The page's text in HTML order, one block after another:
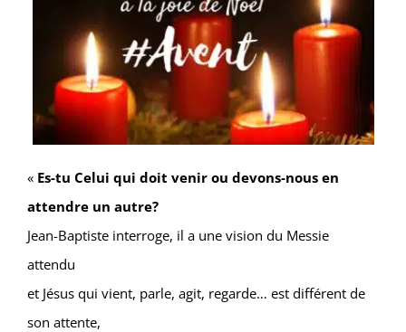
« Es-tu Celui qui doit venir ou devons-nous en
attendre un autre?
Jean-Baptiste interroge, il a une vision du Messie
attendu
et Jésus qui vient, parle, agit, regarde… est différent de
son attente,